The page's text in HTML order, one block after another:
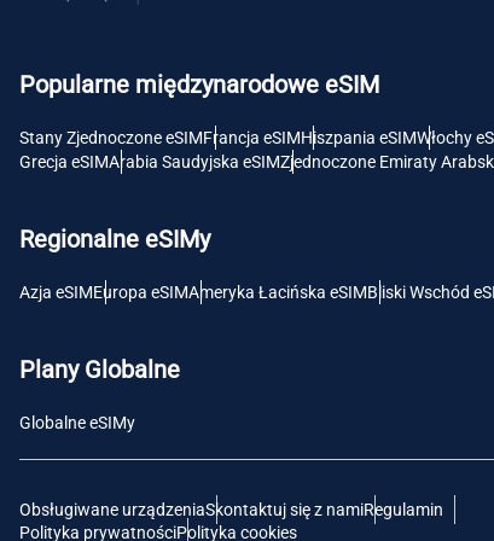
Popularne międzynarodowe eSIM
Stany Zjednoczone eSIMFrancja eSIMHiszpania eSIMWłochy
Grecja eSIMArabia Saudyjska eSIMZjednoczone Emiraty
Regionalne eSIMy
Azja eSIMEuropa eSIMAmeryka Łacińska eSIMBliski Wschód
Plany Globalne
Globalne eSIMy
Obsługiwane urządzeniaSkontaktuj się z namiRegulamin
Polityka prywatnościPolityka cookies